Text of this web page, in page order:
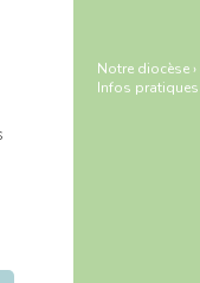
Notre diocèse ›
Infos pratiques